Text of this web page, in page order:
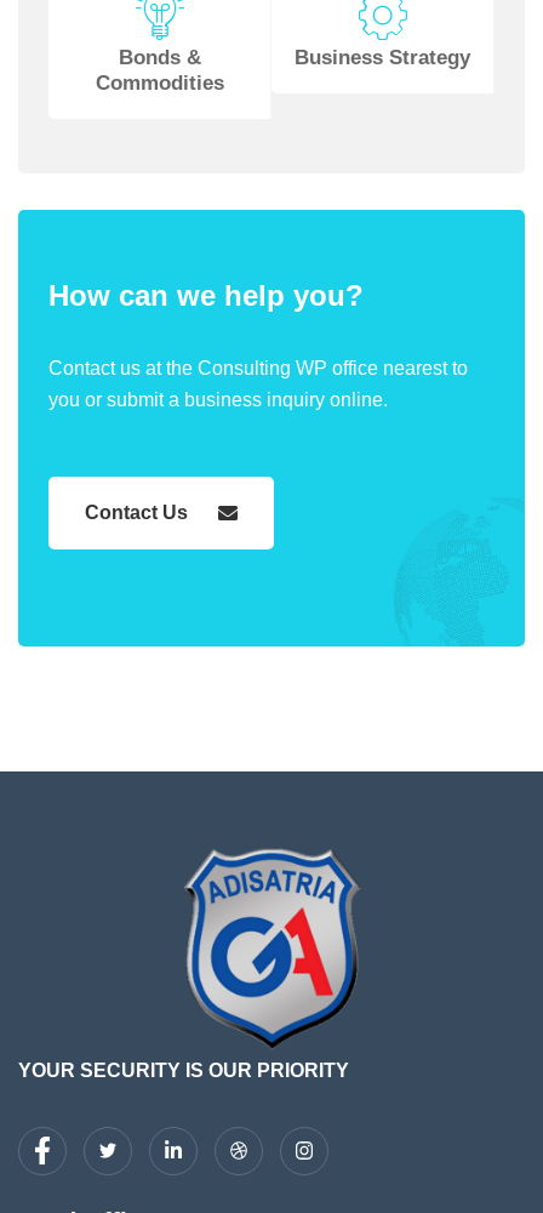
Bonds &
Commodities
Business Strategy
How can we help you?
Contact us at the Consulting WP office nearest to
you or submit a business inquiry online.
Contact Us
YOUR SECURITY IS OUR PRIORITY